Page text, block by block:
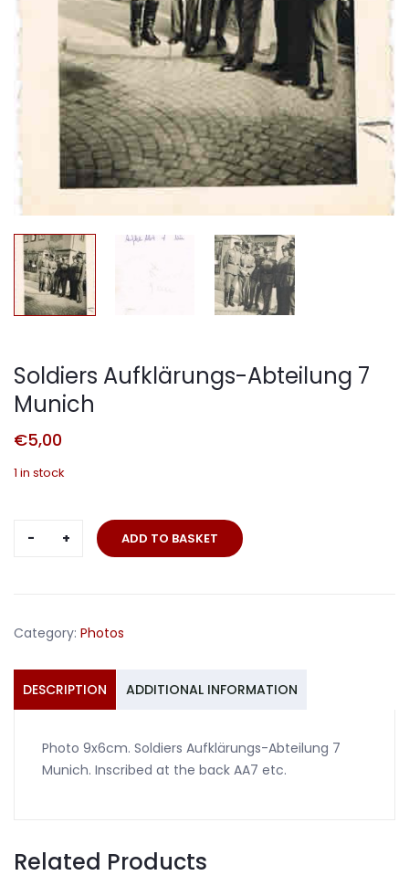
Soldiers Aufklärungs-Abteilung 7
Munich
€5,00
1 in stock
Soldiers
Aufklärungs-
quantity
ADD TO BASKET
Category: Photos
DESCRIPTION ADDITIONAL INFORMATION
Photo 9x6cm. Soldiers Aufklärungs-Abteilung 7
Munich. Inscribed at the back AA7 etc.
Related Products